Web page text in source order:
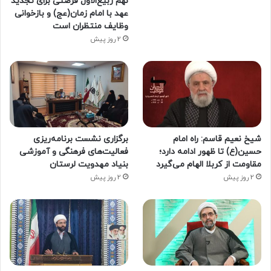
عهد با امام زمان(عج) و بازخوانی
وظایف منتظران است
2 روز پیش
شیخ نعیم قاسم: راه امام
حسین(ع) تا ظهور ادامه دارد؛
مقاومت از کربلا الهام می‌گیرد
2 روز پیش
برگزاری نشست برنامه‌ریزی
فعالیت‌های فرهنگی و آموزشی
بنیاد مهدویت لرستان
2 روز پیش